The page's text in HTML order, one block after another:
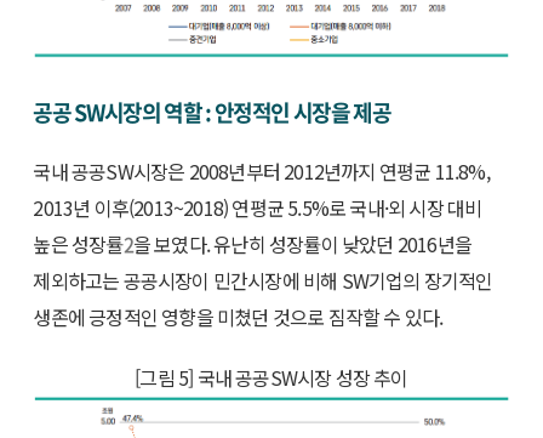
공공 SW시장의 역할 : 안정적인 시장을 제공
국내 공공SW시장은 2008년부터 2012년까지 연평균 11.8%,
2013년 이후(2013~2018) 연평균 5.5%로 국내·외 시장 대비
높은 성장률2을 보였다. 유난히 성장률이 낮았던 2016년을
제외하고는 공공시장이 민간시장에 비해 SW기업의 장기적인
생존에 긍정적인 영향을 미쳤던 것으로 짐작할 수 있다.
[그림 5] 국내 공공SW시장 성장 추이